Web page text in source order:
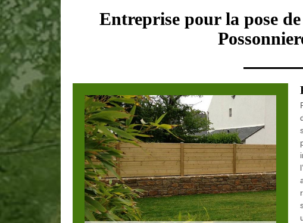
Entreprise pour la pose